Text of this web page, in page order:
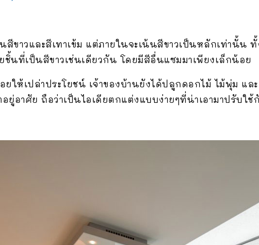
ขาวและสีเทาเข้ม แต่ภายในจะเน้นสีขาวเป็นหลักเท่านั้น
นที่เป็นสีขาวเช่นเดียวกัน โดยมีสีอื่นแซมมาเพียงเล็กน้อย
ยให้เปล่าประโยชน์ เจ้าของบ้านยังได้ปลูกดอกไม้ ไม้พุ่ม แ
ยู่อาศัย ถือว่าเป็นไอเดียตกแต่งแบบง่ายๆที่น่าเอามาปรับใช้